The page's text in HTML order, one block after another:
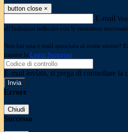
button close ×
E-mail
all'indirizzo indicato con le istruzioni
Non hai una e-mail associata al nome utente?
tramite la Login Spaggiari
E-mail inviata, si prega di controllare la
Errore
Chiudi
Successo